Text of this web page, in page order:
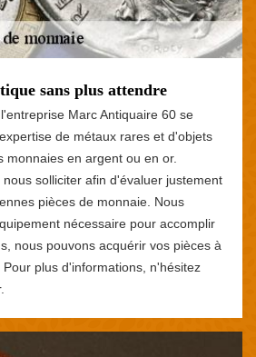
sans plus attendre
Marc Antiquaire 60 se
de métaux rares et d'objets
monnaies en argent ou en or.
solliciter afin d'évaluer justement
pièces de monnaie. Nous
nécessaire pour accomplir
nous pouvons acquérir vos pièces à
plus d'informations, n'hésitez